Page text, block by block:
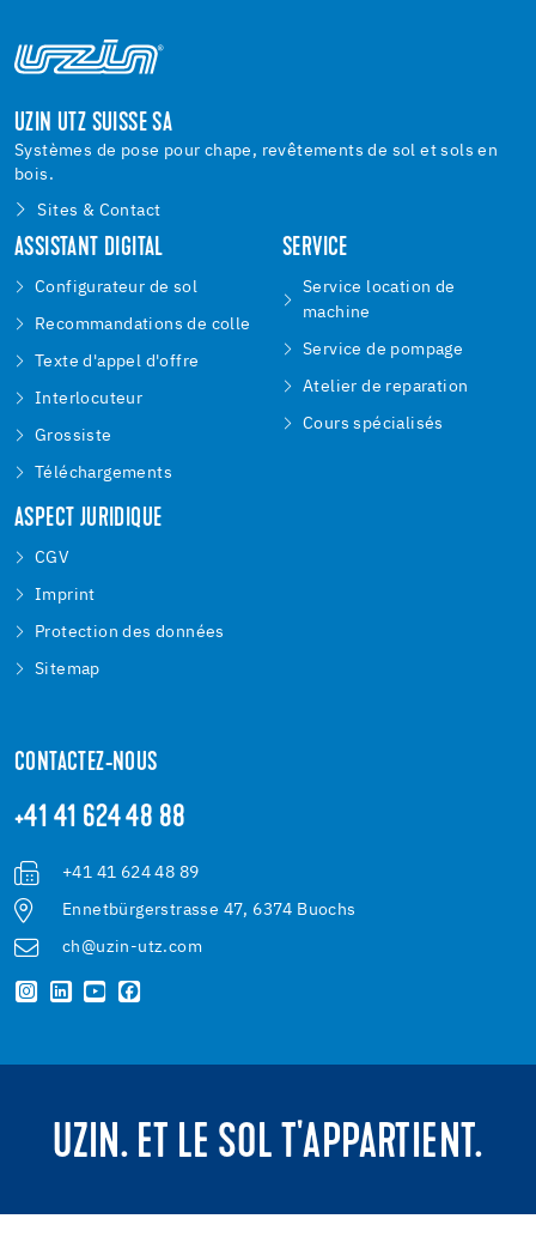
UZIN UTZ SUISSE SA
Systèmes de pose pour chape, revêtements de sol et sols en
bois.
Sites & Contact
ASSISTANT DIGITAL
Configurateur de sol
Recommandations de colle
Texte d'appel d'offre
Interlocuteur
Grossiste
Téléchargements
SERVICE
Service location de
machine
Service de pompage
Atelier de reparation
Cours spécialisés
ASPECT JURIDIQUE
CGV
Imprint
Protection des données
Sitemap
CONTACTEZ-NOUS
+41 41 624 48 88
+41 41 624 48 89
Ennetbürgerstrasse 47, 6374 Buochs
ch@uzin-utz.com
UZIN. ET LE SOL T'APPARTIENT.